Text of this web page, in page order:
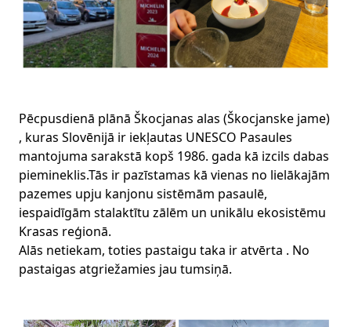
Pēcpusdienā plānā Škocjanas alas (Škocjanske jame)
, kuras Slovēnijā ir iekļautas UNESCO Pasaules
mantojuma sarakstā kopš 1986. gada kā izcils dabas
piemineklis.Tās ir pazīstamas kā vienas no lielākajām
pazemes upju kanjonu sistēmām pasaulē,
iespaidīgām stalaktītu zālēm un unikālu ekosistēmu
Krasas reģionā.
Alās netiekam, toties pastaigu taka ir atvērta . No
pastaigas atgriežamies jau tumsiņā.